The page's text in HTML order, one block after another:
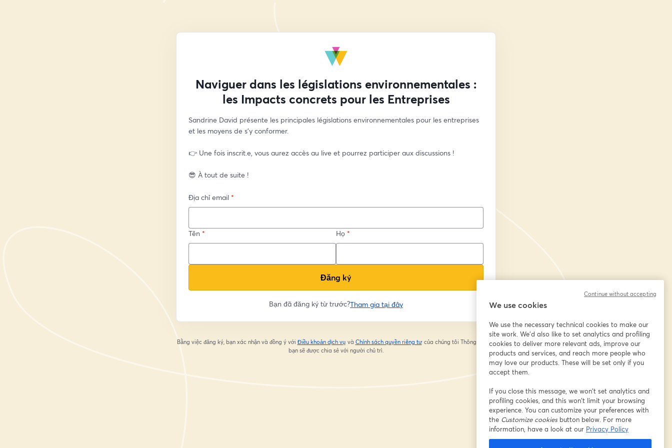
Naviguer dans les législations environnementales :
les Impacts concrets pour les Entreprises
Sandrine David présente les principales législations environnementales pour les entreprises
et les moyens de s'y conformer.
👉 Une fois inscrit.e, vous aurez accès au live et pourrez participer aux discussions !
😎 À tout de suite !
Địa chỉ email *
Tên * Họ *
Đăng ký
Bạn đã đăng ký từ trước?Tham gia tại đây
Bằng việc đăng ký, bạn xác nhận và đồng ý với Điều khoản dịch vụ
mở trong tab mới
và Chính sách quyền riêng tư
mở trong tab mới
của chúng tôi Thông tin của
bạn sẽ được chia sẻ với người chủ trì.
We use cookies
We use the necessary technical cookies to make our
site work. We'd also like to set analytics and profiling
cookies to deliver more relevant ads, improve our
products and services, and reach more people who
may love our products. These will be set only if you
accept them.
If you close this message, we won’t set analytics and
profiling cookies, and this won’t limit your browsing
experience. You can customize your preferences with
the Customize cookiesbutton below. For more
information, have a look at our Privacy Policy
Continue without accepting